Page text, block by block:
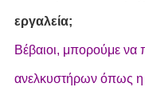
εργαλεία;
Βέβαιοι, μπορούμε να
ανελκυστήρων όπως